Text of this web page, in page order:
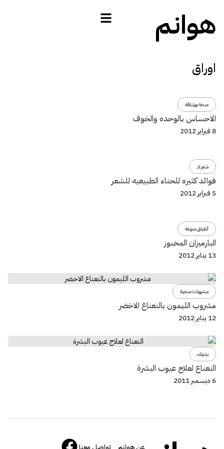
هوانم
اوراق
صحة ورشاقة
الاحساس بالوحده والخوف
8 فبراير 2012
شعرك
فوائد كثيره للحناء الطبيعيه للشعر
5 فبراير 2012
أطباق منوعة
البارميزان المخبوز
13 يناير 2012
مشروبات صحية
مشروب الليمون بالنعناع الاخضر
12 يناير 2012
بشرتك
النعناع لعلاج عيوب البشرة
6 ديسمبر 2011